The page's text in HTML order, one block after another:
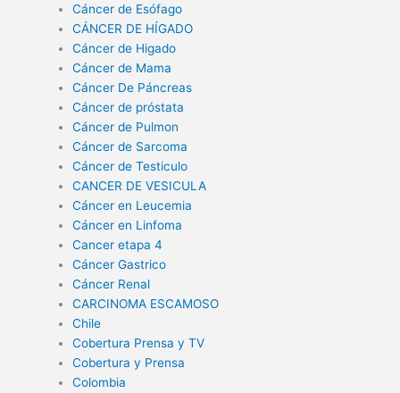
Cáncer de Esófago
CÁNCER DE HÍGADO
Cáncer de Higado
Cáncer de Mama
Cáncer De Páncreas
Cáncer de próstata
Cáncer de Pulmon
Cáncer de Sarcoma
Cáncer de Testiculo
CANCER DE VESICULA
Cáncer en Leucemia
Cáncer en Linfoma
Cancer etapa 4
Cáncer Gastrico
Cáncer Renal
CARCINOMA ESCAMOSO
Chile
Cobertura Prensa y TV
Cobertura y Prensa
Colombia